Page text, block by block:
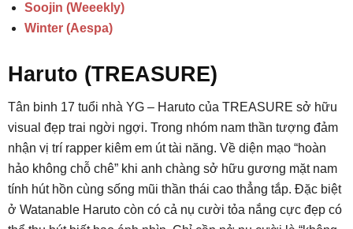
Soojin (Weeekly)
Winter (Aespa)
Haruto (TREASURE)
Tân binh 17 tuổi nhà YG – Haruto của TREASURE sở hữu
visual đẹp trai ngời ngợi. Trong nhóm nam thần tượng đảm
nhận vị trí rapper kiêm em út tài năng. Về diện mạo “hoàn
hảo không chỗ chê” khi anh chàng sở hữu gương mặt nam
tính hút hồn cùng sống mũi thần thái cao thẳng tắp. Đặc biệt
ở Watanable Haruto còn có cả nụ cười tỏa nắng cực đẹp có